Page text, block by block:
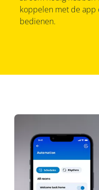
koppelen met de app
bedienen.